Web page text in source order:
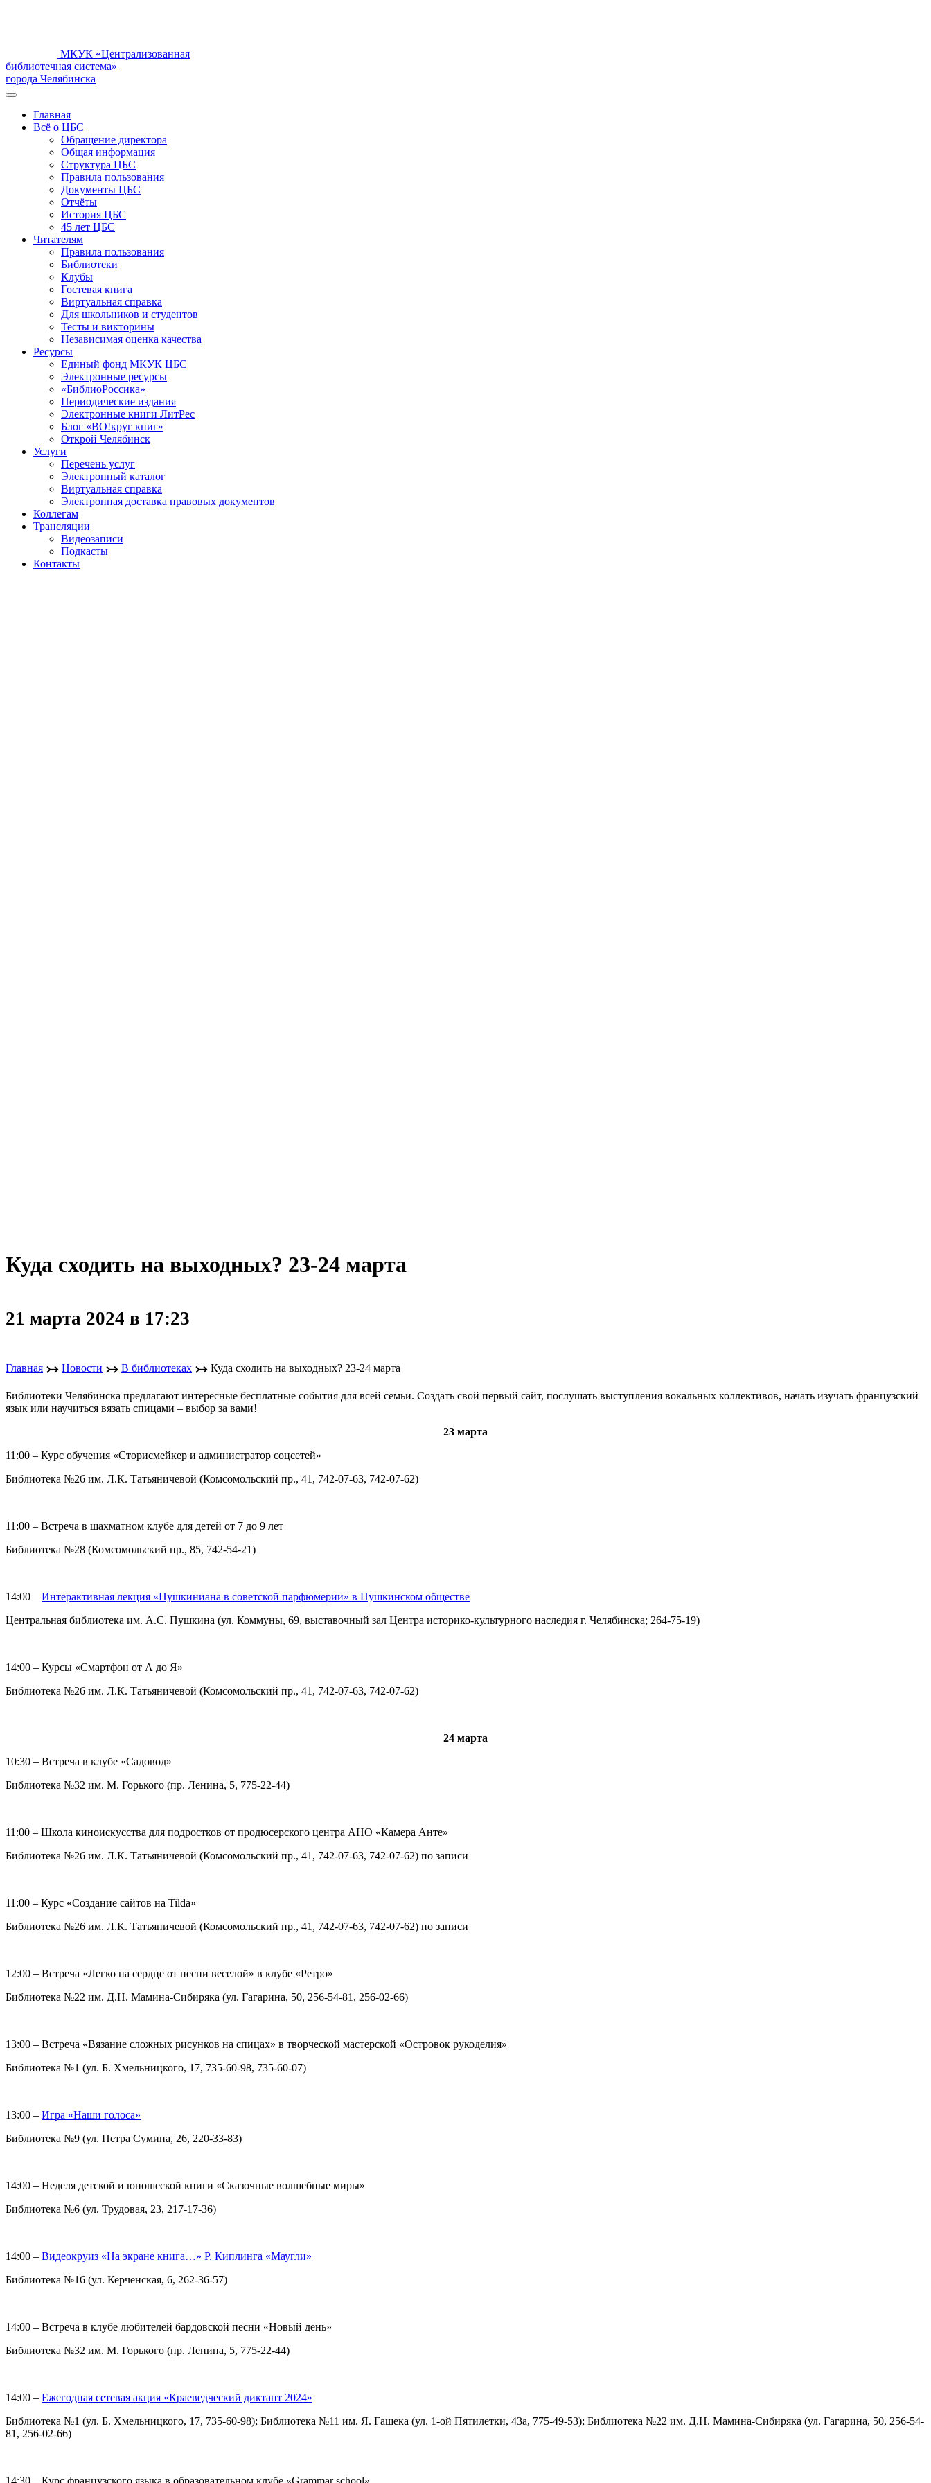
МКУК «Централизованная
библиотечная система»
города Челябинска
Главная
Всё о ЦБС
Обращение директора
Общая информация
Структура ЦБС
Правила пользования
Документы ЦБС
Отчёты
История ЦБС
45 лет ЦБС
Читателям
Правила пользования
Библиотеки
Клубы
Гостевая книга
Виртуальная справка
Для школьников и студентов
Тесты и викторины
Независимая оценка качества
Ресурсы
Единый фонд МКУК ЦБС
Электронные ресурсы
«БиблиоРоссика»
Периодические издания
Электронные книги ЛитРес
Блог «ВО!круг книг»
Открой Челябинск
Услуги
Перечень услуг
Электронный каталог
Виртуальная справка
Электронная доставка правовых документов
Коллегам
Трансляции
Видеозаписи
Подкасты
Контакты
Куда сходить на выходных? 23-24 марта
21 марта 2024 в 17:23
Главная ↣ Новости ↣ В библиотеках ↣ Куда сходить на выходных? 23-24 марта
Библиотеки Челябинска предлагают интересные бесплатные события для всей семьи. Создать свой первый сайт, послушать выступления вокальных коллективов, начать изучать французский
язык или научиться вязать спицами – выбор за вами!
23 марта
11:00 – Курс обучения «Сторисмейкер и администратор соцсетей»
Библиотека №26 им. Л.К. Татьяничевой (Комсомольский пр., 41, 742-07-63, 742-07-62)
11:00 – Встреча в шахматном клубе для детей от 7 до 9 лет
Библиотека №28 (Комсомольский пр., 85, 742-54-21)
14:00 – Интерактивная лекция «Пушкиниана в советской парфюмерии» в Пушкинском обществе
Центральная библиотека им. А.С. Пушкина (ул. Коммуны, 69, выставочный зал Центра историко-культурного наследия г. Челябинска; 264-75-19)
14:00 – Курсы «Смартфон от А до Я»
Библиотека №26 им. Л.К. Татьяничевой (Комсомольский пр., 41, 742-07-63, 742-07-62)
24 марта
10:30 – Встреча в клубе «Садовод»
Библиотека №32 им. М. Горького (пр. Ленина, 5, 775-22-44)
11:00 – Школа киноискусства для подростков от продюсерского центра АНО «Камера Анте»
Библиотека №26 им. Л.К. Татьяничевой (Комсомольский пр., 41, 742-07-63, 742-07-62) по записи
11:00 – Курс «Создание сайтов на Tilda»
Библиотека №26 им. Л.К. Татьяничевой (Комсомольский пр., 41, 742-07-63, 742-07-62) по записи
12:00 – Встреча «Легко на сердце от песни веселой» в клубе «Ретро»
Библиотека №22 им. Д.Н. Мамина-Сибиряка (ул. Гагарина, 50, 256-54-81, 256-02-66)
13:00 – Встреча «Вязание сложных рисунков на спицах» в творческой мастерской «Островок рукоделия»
Библиотека №1 (ул. Б. Хмельницкого, 17, 735-60-98, 735-60-07)
13:00 – Игра «Наши голоса»
Библиотека №9 (ул. Петра Сумина, 26, 220-33-83)
14:00 – Неделя детской и юношеской книги «Сказочные волшебные миры»
Библиотека №6 (ул. Трудовая, 23, 217-17-36)
14:00 – Видеокруиз «На экране книга…» Р. Киплинга «Маугли»
Библиотека №16 (ул. Керченская, 6, 262-36-57)
14:00 – Встреча в клубе любителей бардовской песни «Новый день»
Библиотека №32 им. М. Горького (пр. Ленина, 5, 775-22-44)
14:00 – Ежегодная сетевая акция «Краеведческий диктант 2024»
Библиотека №1 (ул. Б. Хмельницкого, 17, 735-60-98); Библиотека №11 им. Я. Гашека (ул. 1-ой Пятилетки, 43а, 775-49-53); Библиотека №22 им. Д.Н. Мамина-Сибиряка (ул. Гагарина, 50, 256-54-
81, 256-02-66)